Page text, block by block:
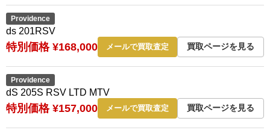
Providence
ds 201RSV
特別価格 ¥168,000 メールで買取査定 買取ページを見る
Providence
dS 205S RSV LTD MTV
特別価格 ¥157,000 メールで買取査定 買取ページを見る